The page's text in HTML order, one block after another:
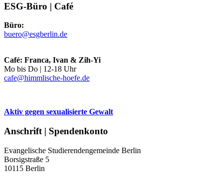
ESG-Büro | Café
Büro:
buero@esgberlin.de
Café: Franca, Ivan & Zih-Yi
Mo bis Do | 12-18 Uhr
cafe@himmlische-hoefe.de
Aktiv gegen sexualisierte Gewalt
Anschrift | Spendenkonto
Evangelische Studierendengemeinde Berlin
Borsigstraße 5
10115 Berlin